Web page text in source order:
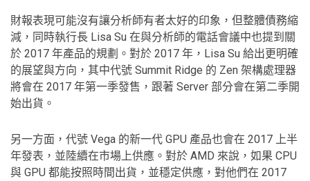
財報表現可能沒有讓分析師有者太好的印象，但整體債務縮
減，同時執行長 Lisa Su 在與分析師的電話會議中也提到關
於 2017 年產品的規劃。對於 2017 年，Lisa Su 給出更明確
的展望與方向，其中代號 Summit Ridge 的 Zen 架構處理器
將會在 2017 年第一季發售，跟著 Server 部分會在第二季開
始出貨。
另一方面，代號 Vega 的新一代 GPU 產品也會在 2017 上半
年發表，並陸續在市場上供應。對於 AMD 來說，如果 CPU
與 GPU 都能按照時間出貨，並穩定供應，對他們在 2017